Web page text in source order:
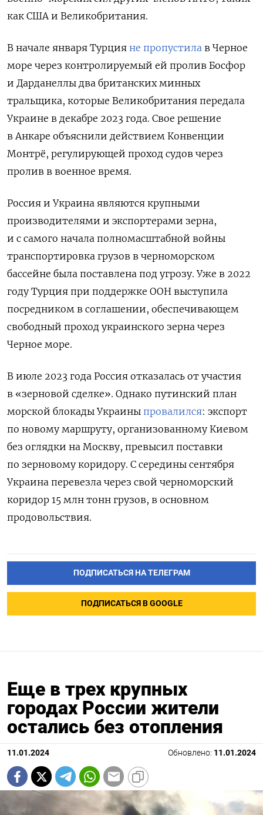
как США и Великобритания.
В начале января Турция не пропустила в Черное
море через контролируемый ей пролив Босфор
и Дарданеллы два британских минных
тральщика, которые Великобритания передала
Украине в декабре 2023 года. Свое решение
в Анкаре объяснили действием Конвенции
Монтрё, регулирующей проход судов через
пролив в военное время.
Россия и Украина являются крупными
производителями и экспортерами зерна,
и с самого начала полномасштабной войны
транспортировка грузов в черноморском
бассейне была поставлена под угрозу. Уже в 2022
году Турция при поддержке ООН выступила
посредником в соглашении, обеспечивающем
свободный проход украинского зерна через
Черное море.
В июле 2023 года Россия отказалась от участия
в «зерновой сделке». Однако путинский план
морской блокады Украины провалился: экспорт
по новому маршруту, организованному Киевом
без оглядки на Москву, превысил поставки
по зерновому коридору. С середины сентября
Украина перевезла через свой черноморский
коридор 15 млн тонн грузов, в основном
продовольствия.
ПОДПИСАТЬСЯ НА ТЕЛЕГРАМ
ПОДПИСАТЬСЯ В GOOGLE
Еще в трех крупных
городах России жители
остались без отопления
11.01.2024 Обновлено: 11.01.2024